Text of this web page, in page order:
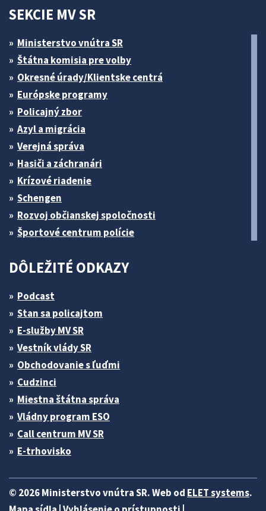
SEKCIE MV SR
Ministerstvo vnútra SR
Štátna komisia pre volby
Okresné úrady/Klientske centrá
Európske programy
Policajný zbor
Azyl a migrácia
Verejná správa
Hasiči a záchranári
Krízové riadenie
Schengen
Rozvoj občianskej spoločnosti
Športové centrum polície
DÔLEŽITÉ ODKAZY
Podcast
Stan sa policajtom
E-služby MV SR
Vestník vlády SR
Obchodovanie s ľuďmi
Cudzinci
Miestna štátna správa
Vládny program ESO
Call centrum MV SR
E-trhovisko
© 2026 Ministerstvo vnútra SR. Web od ELET systems.